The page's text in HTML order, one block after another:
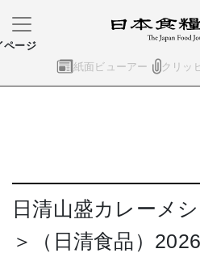
紙面ビューアー クリッ
ページ
日清山盛カレーメ
＞（日清食品）